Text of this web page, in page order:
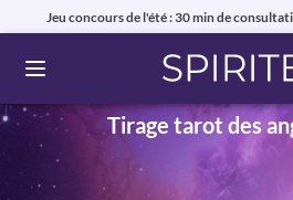
Jeu concours de l'été : 30 min de
Ouvrir le menu
Tirage tarot des